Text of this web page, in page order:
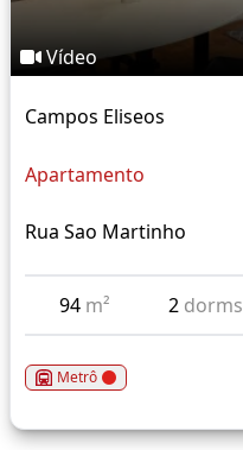
Vídeo
Campos Eliseos
Apartamento
Rua Sao Martinho
94 m² 2 dorms
Metrô